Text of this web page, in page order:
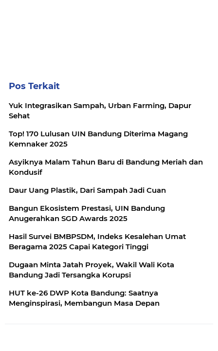
Pos Terkait
Yuk Integrasikan Sampah, Urban Farming, Dapur
Sehat
Top! 170 Lulusan UIN Bandung Diterima Magang
Kemnaker 2025
Asyiknya Malam Tahun Baru di Bandung Meriah dan
Kondusif
Daur Uang Plastik, Dari Sampah Jadi Cuan
Bangun Ekosistem Prestasi, UIN Bandung
Anugerahkan SGD Awards 2025
Hasil Survei BMBPSDM, Indeks Kesalehan Umat
Beragama 2025 Capai Kategori Tinggi
Dugaan Minta Jatah Proyek, Wakil Wali Kota
Bandung Jadi Tersangka Korupsi
HUT ke-26 DWP Kota Bandung: Saatnya
Menginspirasi, Membangun Masa Depan